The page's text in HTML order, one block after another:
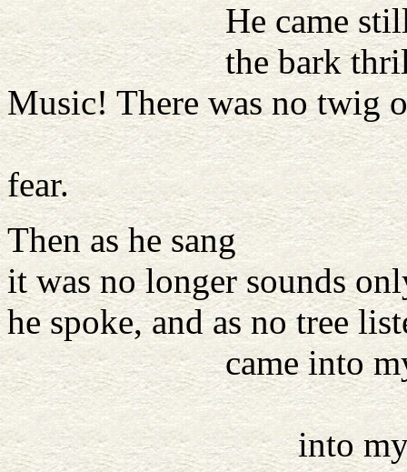
He came still
the bark thrilled
Music! There was no twig
trembling
fear.
Then as he sang
it was no longer sounds
he spoke, and as no tree
came into my
out of
into my